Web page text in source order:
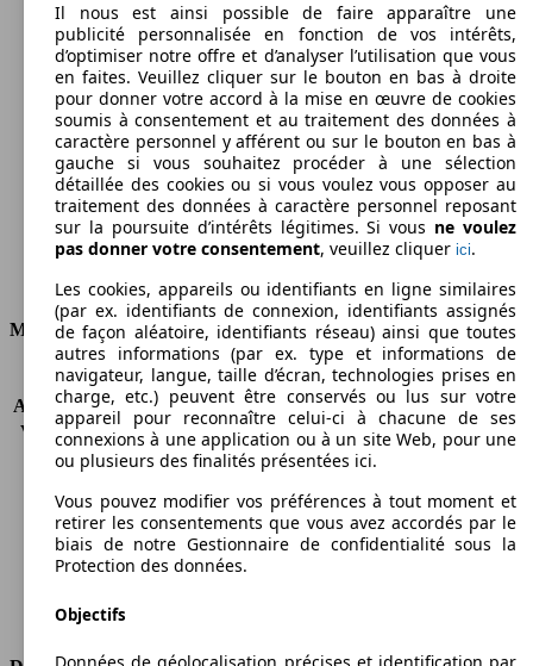
210 g/km
Émissions de CO2 (combinées)*
Ø 8.0 l/100km
Consommation
Moteur et Puissance
KW (CH)
140 kW (190 PS)
Accélération (0-100 km/h) 10.5s
Vitesse maximale (km/h) 196 km/h
Nombre de vitesses
6
Cylindrée
2488 ccm
Carburant
Diesel
Cylindres
4
Type de traction
Il nous est ainsi possible de faire apparaître une
publicité personnalisée en fonction de vos intérêts,
d’optimiser notre offre et d’analyser l’utilisation que vous
en faites. Veuillez cliquer sur le bouton en bas à droite
pour donner votre accord à la mise en œuvre de cookies
soumis à consentement et au traitement des données à
caractère personnel y afférent ou sur le bouton en bas à
gauche si vous souhaitez procéder à une sélection
détaillée des cookies ou si vous voulez vous opposer au
traitement des données à caractère personnel reposant
sur la poursuite d’intérêts légitimes. Si vous ne voulez
pas donner votre consentement, veuillez cliquer ici.
Les cookies, appareils ou identifiants en ligne similaires
(par ex. identifiants de connexion, identifiants assignés
de façon aléatoire, identifiants réseau) ainsi que toutes
autres informations (par ex. type et informations de
navigateur, langue, taille d’écran, technologies prises en
charge, etc.) peuvent être conservés ou lus sur votre
appareil pour reconnaître celui-ci à chacune de ses
connexions à une application ou à un site Web, pour une
ou plusieurs des finalités présentées ici.
Vous pouvez modifier vos préférences à tout moment et
retirer les consentements que vous avez accordés par le
biais de notre Gestionnaire de confidentialité sous la
Protection des données.
Objectifs